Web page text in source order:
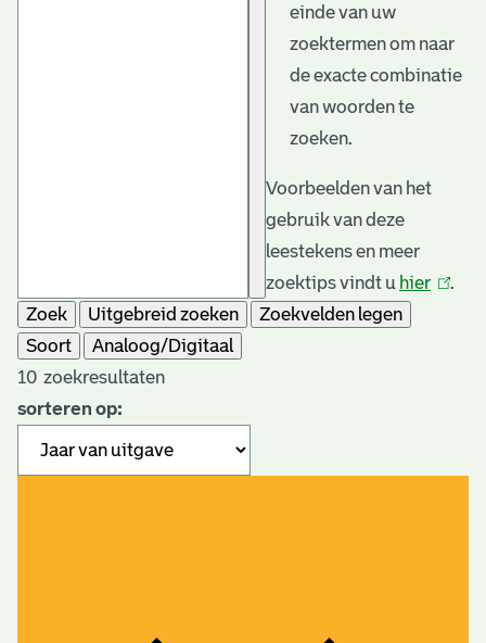
einde van uw
zoektermen om naar
de exacte combinatie
van woorden te
zoeken.
Voorbeelden van het
gebruik van deze
leestekens en meer
zoektips vindt u hier (link
.
Zoek
Uitgebreid zoeken
Zoekvelden legen
Soort
Analoog/Digitaal
10 zoekresultaten
sorteren op: